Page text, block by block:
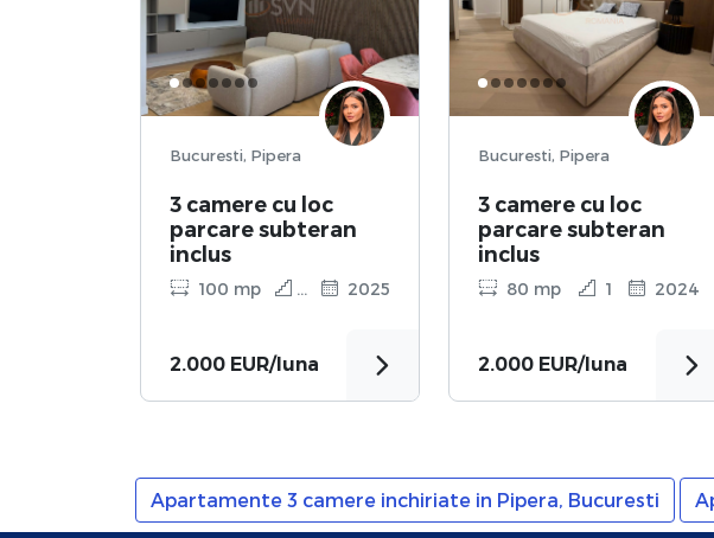
Bucuresti, Pipera
3 camere cu loc
parcare subteran
inclus
100 mp 3 2025
2.000 EUR/luna
Bucuresti, Pipera
3 camere cu loc
parcare subteran
inclus
80 mp 1 2024
2.000 EUR/luna
Apartamente 3 camere inchiriate in Pipera, Bucuresti